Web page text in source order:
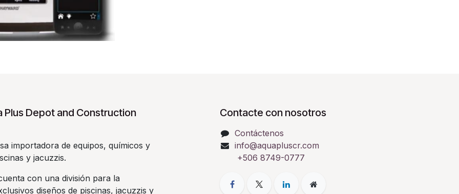
Plus Depot and Construction
importadora de equipos, químicos y
y jacuzzis.
con una división para la
diseños de piscinas, jacuzzis y
Contacte con nosotros
Contáctenos
info@aquapluscr.com
+506 8749-0777